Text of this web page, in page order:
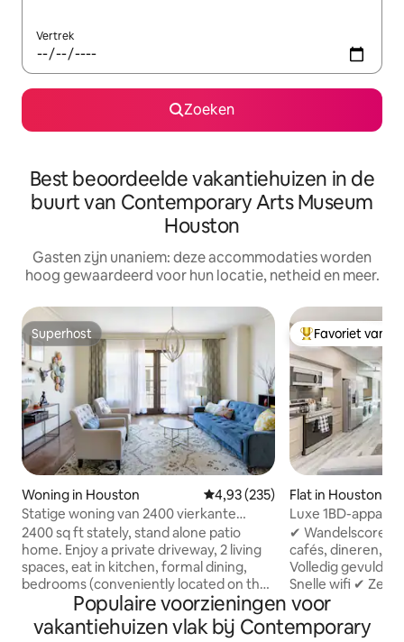
Vertrek
Zoeken
Best beoordeelde vakantiehuizen in de
buurt van Contemporary Arts Museum
Houston
Gasten zijn unaniem: deze accommodaties worden
hoog gewaardeerd voor hun locatie, netheid en meer.
Superhost
Superhost
Woning in Houston Gemiddelde beoordeling van
4,93 (235)
Statige woning van 2400 vierkante
meter in Museum Park Place
2400 sq ft stately, stand alone patio
home. Enjoy a private driveway, 2 living
spaces, eat in kitchen, formal dining,
bedrooms (conveniently located on the
same floor), in house laundry, and a
covetted outdoor patio space to enjoy.
2nd living room has a full body reclining
Topfavoriet van
Favoriet van
Flat in Houston
Luxe 1BD-
Texas Medical
✔ Wandelscore
cafés, dineren,
Volledig gevulde
Snelle wifi ✔ Zelf
toetsenbord ✔
Airconditioning +
buurt ★ Geweldige huisvesting voor
Populaire voorzieningen voor
vakantiehuizen vlak bij Contemporary